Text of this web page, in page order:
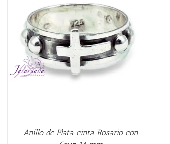
Anillo de Plata cinta Rosario con
AÑADIR AL CARRITO / QUICK VIEW